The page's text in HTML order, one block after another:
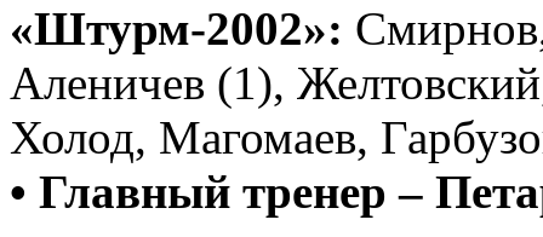
«Штурм-2002»:
Аленичев (1),
Холод, Магомаев,
• Главный тренер –